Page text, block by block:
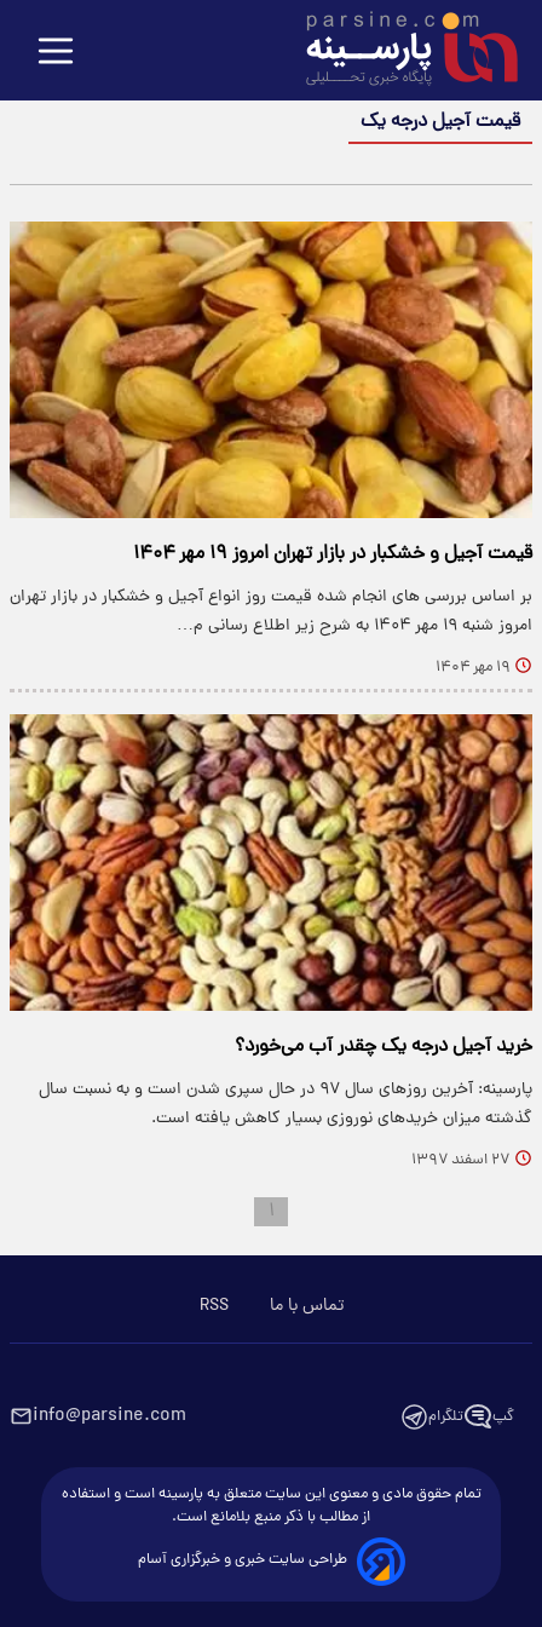
قیمت آجیل درجه یک
قیمت آجیل و خشکبار در بازار تهران امروز ۱۹ مهر ۱۴۰۴
بر اساس بررسی های انجام شده قیمت روز انواع آجیل و خشکبار در بازار تهران
امروز شنبه ۱۹ مهر ۱۴۰۴ به شرح زیر اطلاع رسانی م…
۱۹ مهر ۱۴۰۴
خرید آجیل درجه یک چقدر آب می‌خورد؟‌
پارسینه: آخرین روزهای سال ۹۷ در حال سپری شدن است و به نسبت سال
گذشته میزان خریدهای نوروزی بسیار کاهش یافته است.
۲۷ اسفند ۱۳۹۷
۱
تماس با ما RSS
گپ تلگرام info@parsine.com
تمام حقوق مادی و معنوی این سایت متعلق به پارسینه است و استفاده
از مطالب با ذکر منبع بلامانع است.
طراحی سایت خبری و خبرگزاری آسام